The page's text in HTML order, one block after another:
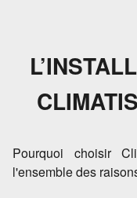
Pourquoi choisir
l'ensemble des